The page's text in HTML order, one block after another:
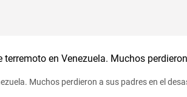
Muchos perdieron a sus padres en el